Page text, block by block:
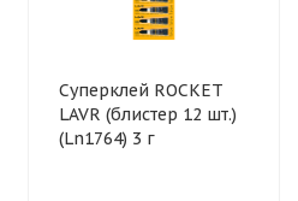
Суперклей ROCKET
LAVR (блистер 12 шт.)
(Ln1764) 3 г